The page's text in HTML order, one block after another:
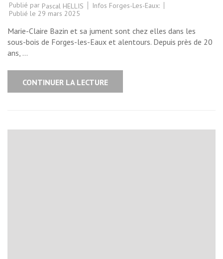
Publié par Pascal HELLIS
Infos Forges-Les-Eaux:
Publié le 29 mars 2025
Marie-Claire Bazin et sa jument sont chez elles dans les
sous-bois de Forges-les-Eaux et alentours. Depuis près de 20
ans, …
CONTINUER LA LECTURE